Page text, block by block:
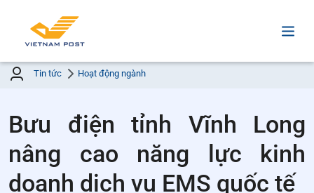
Tin tức Hoạt động ngành
Bưu điện tỉnh Vĩnh Long
nâng cao năng lực kinh
doanh dịch vụ EMS quốc tế